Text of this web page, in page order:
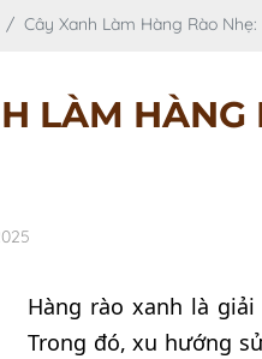
Cây Xanh Làm Hàng Rào
LÀM
Hàng rào xanh là
Trong đó, xu hướng